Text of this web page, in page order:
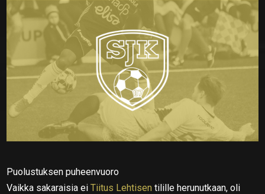
Puolustuksen puheenvuoro
Vaikka sakaraisia eiTiitus Lehtisen tilille herunutkaan, oli